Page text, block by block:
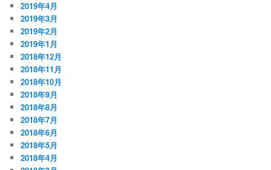
2019年4月
2019年3月
2019年2月
2019年1月
2018年12月
2018年11月
2018年10月
2018年9月
2018年8月
2018年7月
2018年6月
2018年5月
2018年4月